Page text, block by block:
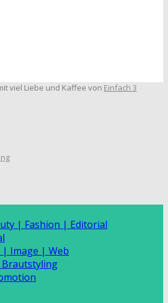
viel Liebe und Kaffee von Einfach 3
| Fashion | Editorial
| Image | Web